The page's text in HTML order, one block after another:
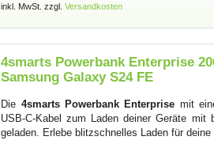
inkl. MwSt. zzgl.Versandkosten
4smarts Powerbank Enterprise
Samsung Galaxy S24 FE
Die 4smarts Powerbank Enterprise mit
USB-C-Kabel zum Laden deiner Geräte
geladen. Erlebe blitzschnelles Laden für